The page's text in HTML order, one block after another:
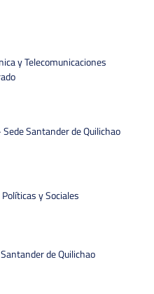
y Telecomunicaciones
Santander de Quilichao
y Sociales
de Quilichao